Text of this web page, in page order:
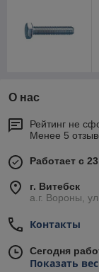
О нас
Рейтинг не
Менее 5
Работает с
г. Витебск
а.г. Вороны,
Контакты
Сегодня
Показать